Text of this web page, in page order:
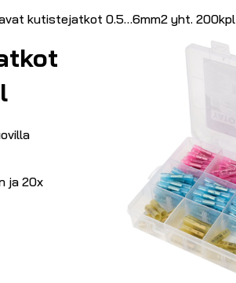
kutistejatkot 0.5…6mm2 yht. 200kpl
ja 20x